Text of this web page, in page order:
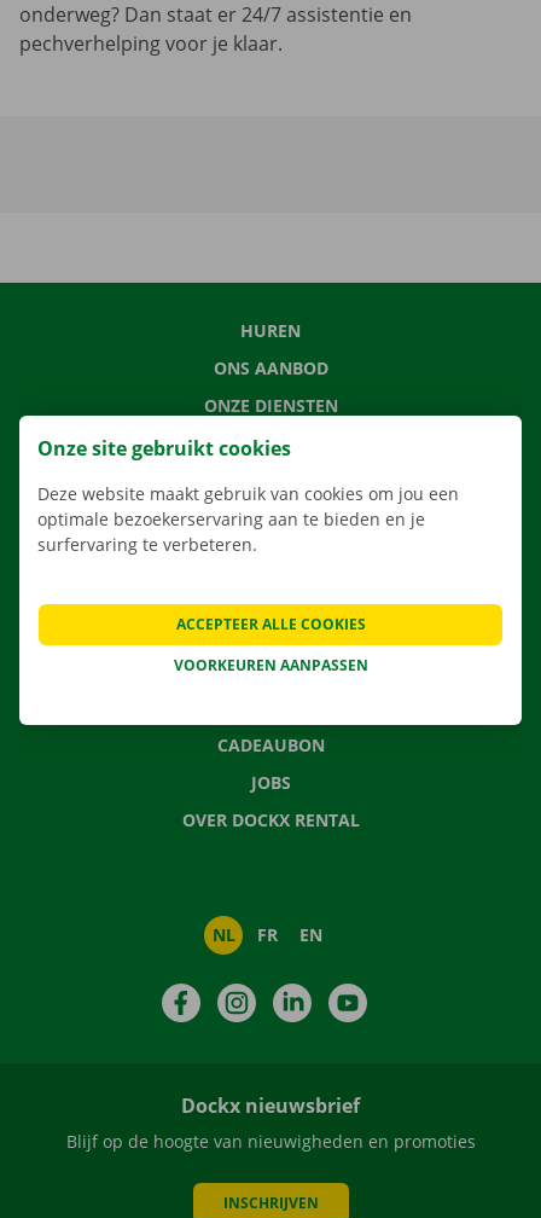
onderweg? Dan staat er 24/7 assistentie en
pechverhelping voor je klaar.
HUREN
ONS AANBOD
ONZE DIENSTEN
LOCATIES
VERHUISOPLOSSINGEN
CONTACTEER ONS
VEELGESTELDE VRAGEN
CADEAUBON
JOBS
OVER DOCKX RENTAL
NL FR EN
FacebookInstagramLinkedIn
Dockx nieuwsbrief
Blijf op de hoogte van nieuwigheden en promoties
INSCHRIJVEN
Onze site gebruikt cookies
Deze website maakt gebruik van cookies om jou een
optimale bezoekerservaring aan te bieden en je
surfervaring te verbeteren.
VOORKEUREN AANPASSEN
ACCEPTEER ALLE COOKIES